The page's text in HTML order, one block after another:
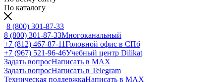
По каталогу
8 (800) 301-87-33
8 (800) 301-87-33Многоканальный
+7 (812) 467-87-11Головной офис в СПб
+7 (967) 521-96-46Учебный центр Dilikat
Задать вопросНаписать в MAX
Задать вопросНаписать в Telegram
Техническая поддержкаНаписать в MAX